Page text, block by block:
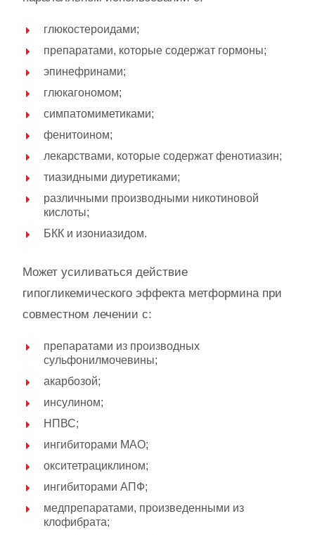
глюкостероидами;
препаратами, которые содержат гормоны;
эпинефринами;
глюкагономом;
симпатомиметиками;
фенитоином;
лекарствами, которые содержат фенотиазин;
тиазидными диуретиками;
различными производными никотиновой
кислоты;
БКК и изониазидом.
Может усиливаться действие
гипогликемического эффекта метформина при
совместном лечении с:
препаратами из производных
сульфонилмочевины;
акарбозой;
инсулином;
НПВС;
ингибиторами МАО;
окситетрациклином;
ингибиторами АПФ;
медпрепаратами, произведенными из
клофибрата;